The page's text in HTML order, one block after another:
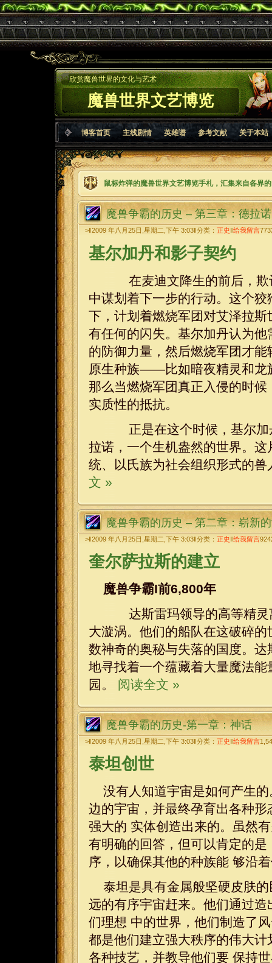
魔兽世界文艺博览
欣赏魔兽世界的文化与艺术
博客首页 主线剧情 英雄谱 参考文献 关于本站
鼠标炸弹的魔兽世界文艺博览手札，汇集来自各界
魔兽争霸的历史 – 第三章：德拉
>‖2009 年八月25日,星期二,下午 3:03‖分类： 正史 给我留言773
基尔加丹和影子契约
在麦迪文降生的前后，欺
中谋划着下一步的行动。这个
下，计划着燃烧军团对艾泽拉
有任何的闪失。基尔加丹认为
的防御力量，然后燃烧军团才
原生种族——比如暗夜精灵和
那么当燃烧军团真正入侵的时
实质性的抵抗。
正是在这个时候，基尔加
拉诺，一个生机盎然的世界。
统、以氏族为社会组织形式的
文 »
魔兽争霸的历史 – 第二章：崭新
>‖2009 年八月25日,星期二,下午 3:03‖分类： 正史‖给我留言924
奎尔萨拉斯的建立
魔兽争霸I前6,800年
达斯雷玛领导的高等精灵
大漩涡。他们的船队在这破碎
数神奇的奥秘与失落的国度。达
地寻找着一个蕴藏着大量魔法
园。 阅读全文 »
魔兽争霸的历史-第一章：神话
>‖2009 年八月25日,星期二,下午 3:03‖分类： 正史‖给我留言
泰坦创世
没有人知道宇宙是如何产生
边的宇宙，并最终孕育出各种
强大的 实体创造出来的。虽然
有明确的回答，但可以肯定的
序，以确保其他的种族能 够沿
泰坦是具有金属般坚硬皮肤
远的有序宇宙赶来。他们通过
们理想 中的世界，他们制造了
都是他们建立强大秩序的伟大
各种技艺，并教导他们要 保持